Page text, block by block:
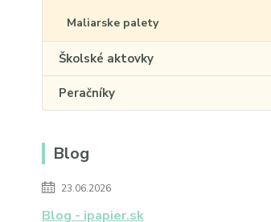
Maliarske palety
Školské aktovky
Peračníky
Blog
23.06.2026
Blog - ipapier.sk